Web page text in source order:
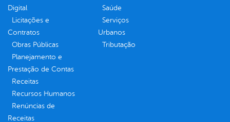
Digital
Licitações e
Contratos
Obras Públicas
Planejamento e
Prestação de Contas
Receitas
Recursos Humanos
Renúncias de
Receitas
Saúde
Serviços
Urbanos
Tributação